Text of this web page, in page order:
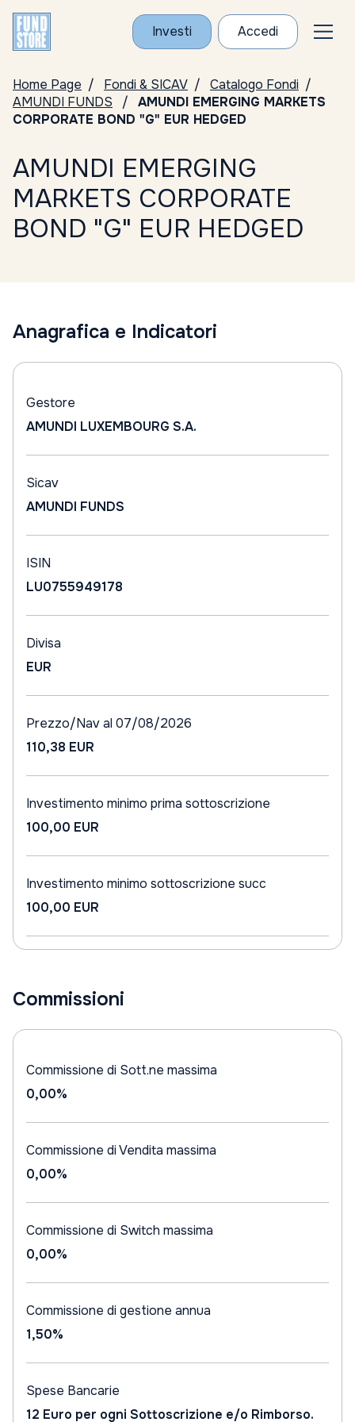
Investi Accedi
Home Page Fondi & SICAV
Catalogo Fondi
AMUNDI FUNDS
AMUNDI EMERGING MARKETS
CORPORATE BOND "G" EUR HEDGED
AMUNDI EMERGING
MARKETS CORPORATE
BOND "G" EUR HEDGED
Anagrafica e Indicatori
Gestore
AMUNDI LUXEMBOURG S.A.
Sicav
AMUNDI FUNDS
ISIN
LU0755949178
Divisa
EUR
Prezzo/Nav al 07/08/2026
110,38 EUR
Investimento minimo prima sottoscrizione
100,00 EUR
Investimento minimo sottoscrizione succ
100,00 EUR
Commissioni
Commissione di Sott.ne massima
0,00%
Commissione di Vendita massima
0,00%
Commissione di Switch massima
0,00%
Commissione di gestione annua
1,50%
Spese Bancarie
12 Euro per ogni Sottoscrizione e/o Rimborso.